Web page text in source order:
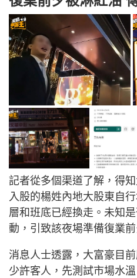
記者從多個渠道了解，得
入股的楊姓內地大股東自
層和班底已經換走。未知
動，引致該夜場準備復業
消息人士透露，大富豪目
少許客人，先測試市場水